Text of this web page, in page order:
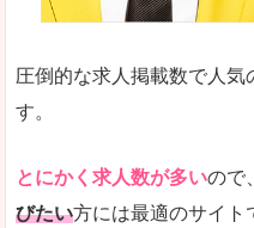
圧倒的な求人掲載数で人
す。
とにかく求人数が多いので、
びたい方には最適のサイト